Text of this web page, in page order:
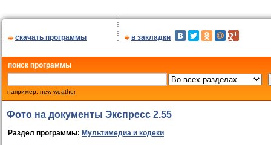
скачать программы в закладки
поиск программы
например: new weather
Фото на документы Экспресс 2.55
Раздел программы: Мультимедиа и кодеки